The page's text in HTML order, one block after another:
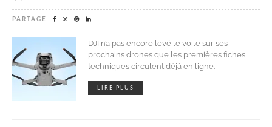
PARTAGE
DJI n’a pas encore levé le voile sur ses
prochains drones que les premières fiches
techniques circulent déjà en ligne.
LIRE PLUS